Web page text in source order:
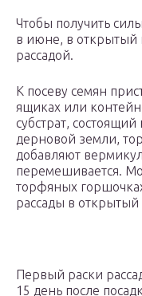
Чтобы получить
в июне, в открытый
рассадой.
К посеву семян
ящиках или
субстрат,
дерновой земли,
добавляют
перемешивается.
торфяных
рассады в открытый
Первый раски
15 день после